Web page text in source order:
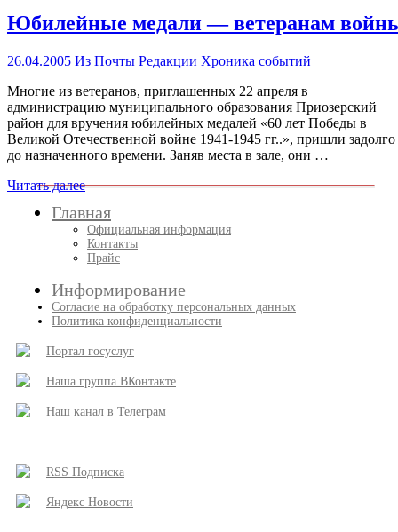
Юбилейные медали — ветеранам
26.04.2005 Из Почты Редакции Хроника событий
Многие из ветеранов, приглашенных 22 апреля в
администрацию муниципального образования Приозерский
район для вручения юбилейных медалей «60 лет Победы в
Великой Отечественной войне 1941-1945 гг..», пришли задолго
до назначенного времени. Заняв места в зале, они …
Читать далее
Главная
Официальная информация
Контакты
Прайс
Информирование
Согласие на обработку персональных данных
Политика конфиденциальности
Портал госуслуг
Наша группа ВКонтакте
Наш канал в Телеграм
RSS Подписка
Яндекс Новости